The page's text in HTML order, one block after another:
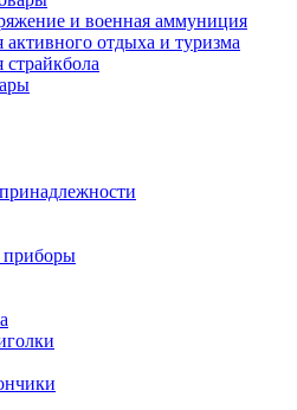
и военная аммуниция
отдыха и туризма
приборы